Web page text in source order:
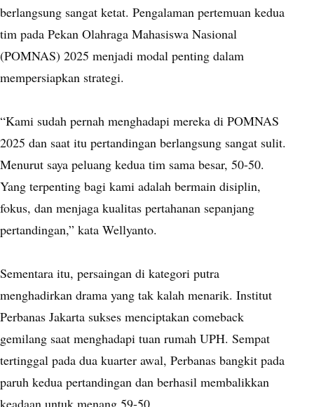
berlangsung sangat ketat. Pengalaman pertemuan kedua
tim pada Pekan Olahraga Mahasiswa Nasional
(POMNAS) 2025 menjadi modal penting dalam
mempersiapkan strategi.
“Kami sudah pernah menghadapi mereka di POMNAS
2025 dan saat itu pertandingan berlangsung sangat sulit.
Menurut saya peluang kedua tim sama besar, 50-50.
Yang terpenting bagi kami adalah bermain disiplin,
fokus, dan menjaga kualitas pertahanan sepanjang
pertandingan,” kata Wellyanto.
Sementara itu, persaingan di kategori putra
menghadirkan drama yang tak kalah menarik. Institut
Perbanas Jakarta sukses menciptakan comeback
gemilang saat menghadapi tuan rumah UPH. Sempat
tertinggal pada dua kuarter awal, Perbanas bangkit pada
paruh kedua pertandingan dan berhasil membalikkan